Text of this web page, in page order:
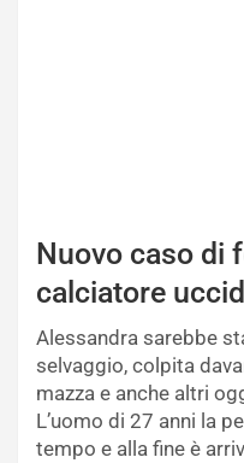
Nuovo caso di
calciatore
Alessandra sarebbe
selvaggio, colpita
mazza e anche altri
L’uomo di 27 anni la
tempo e alla fine è